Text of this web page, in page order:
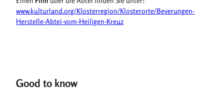
www.kulturland.org/Klosterregion/Klosterorte/Beverungen-
Herstelle-Abtei-vom-Heiligen-Kreuz
Good to know